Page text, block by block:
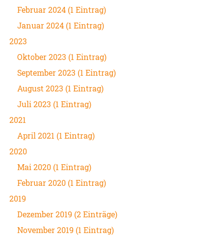
Februar 2024 (1 Eintrag)
Januar 2024 (1 Eintrag)
2023
Oktober 2023 (1 Eintrag)
September 2023 (1 Eintrag)
August 2023 (1 Eintrag)
Juli 2023 (1 Eintrag)
2021
April 2021 (1 Eintrag)
2020
Mai 2020 (1 Eintrag)
Februar 2020 (1 Eintrag)
2019
Dezember 2019 (2 Einträge)
November 2019 (1 Eintrag)